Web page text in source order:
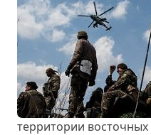
территории